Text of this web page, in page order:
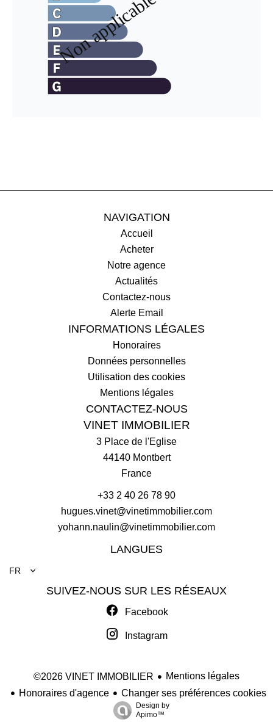
NAVIGATION
Accueil
Acheter
Notre agence
Actualités
Contactez-nous
Alerte Email
INFORMATIONS LÉGALES
Honoraires
Données personnelles
Utilisation des cookies
Mentions légales
CONTACTEZ-NOUS
VINET IMMOBILIER
3 Place de l'Eglise
44140Montbert
France
+33 2 40 26 78 90
hugues.vinet@vinetimmobilier.com
yohann.naulin@vinetimmobilier.com
LANGUES
FR
SUIVEZ-NOUS SUR LES RÉSEAUX
Facebook
Instagram
©2026 VINET IMMOBILIER
Mentions légales
Honoraires d'agence
Changer ses préférences cookies
Design by
Apimo™